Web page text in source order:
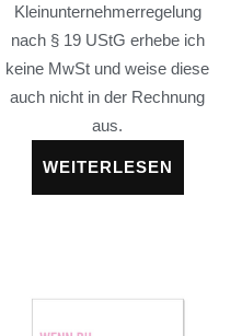
Kleinunternehmerregelung
nach § 19 UStG erhebe ich
keine MwSt und weise diese
auch nicht in der Rechnung
aus.
WEITERLESEN